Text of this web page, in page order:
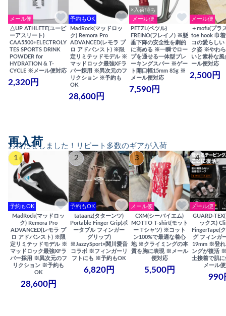
メール便
△UP ATHLETE(ユーピ
ーアスリート)
CAA5500+ELECTROLY
TES SPORTS DRINK
POWDER for
HYDRATION & T-
CYCLE ※メール便対応
2,320円
予約もOK
MadRock(マッドロッ
ク) Remora Pro
ADVANCED(レモラ プ
ロ アドバンスト) ※限
定リミテッドモデル ※
マッドロック最強XFラ
バー採用 ※異次元のフ
リクション ※予約も
OK
28,600円
×入荷待ち
メール便
PETZL(ペツル)
FREINO(フレイノ) ※懸
垂下降の安全性を劇的
に高める ※一瞬でロー
プを通せる一体型ブレ
ーキングスパー ※ゲー
ト開口幅15mm 85g ※
メール便対応
7,590円
メール便
＋mofu(プラ
toe hook 巾
コの愛らしい
ク姿 ※やわ
いと素朴な
ール便対応
2,500円
お待たせしました！リピート多数のギアが入荷
再入荷
1
予約もOK
MadRock(マッドロッ
ク) Remora Pro
ADVANCED(レモラ プ
ロ アドバンスト) ※限
定リミテッドモデル ※
マッドロック最強XFラ
バー採用 ※異次元のフ
リクション ※予約も
OK
28,600円
2
予約もOK
tataanz(タターンツ)
Portable Finger Grip(ポ
ータブル フィンガー
グリップ)
※JazzySport×関川愛音
コラボ ※フィンガーリ
フトにも ※予約もOK
6,820円
3
メール便
CXM(シーバイエム)
MOTTO T-shirt(モット
ー Tシャツ) ※コット
ン100%で最適な着心
地 ※クライミングの本
質を胸に表現 ※メール
便対応
5,500円
4
メール便
GUARD-
ックス)
FingerTape(
グ フィンガ
19mm ※登れ
ングが復活
士接着で肌
メール
990